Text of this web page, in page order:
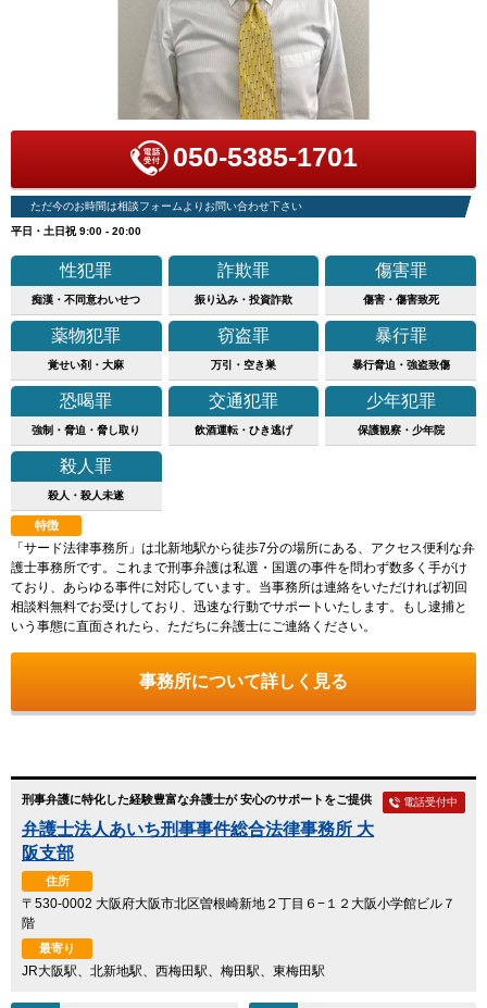
050-5385-1701
ただ今のお時間は相談フォームよりお問い合わせ下さい
平日・土日祝 9:00 - 20:00
性犯罪
痴漢・不同意わいせつ
詐欺罪
振り込み・投資詐欺
傷害罪
傷害・傷害致死
薬物犯罪
覚せい剤・大麻
窃盗罪
万引・空き巣
暴行罪
暴行脅迫・強盗致傷
恐喝罪
強制・脅迫・脅し取り
交通犯罪
飲酒運転・ひき逃げ
少年犯罪
保護観察・少年院
殺人罪
殺人・殺人未遂
特徴
「サード法律事務所」は北新地駅から徒歩7分の場所にある、アクセス便利な弁
護士事務所です。これまで刑事弁護は私選・国選の事件を問わず数多く手がけ
ており、あらゆる事件に対応しています。当事務所は連絡をいただければ初回
相談料無料でお受けしており、迅速な行動でサポートいたします。もし逮捕と
いう事態に直面されたら、ただちに弁護士にご連絡ください。
事務所について詳しく見る
刑事弁護に特化した経験豊富な弁護士が 安心のサポートをご提供
弁護士法人あいち刑事事件総合法律事務所 大
阪支部
住所
〒530-0002 大阪府大阪市北区曽根崎新地２丁目６−１２大阪小学館ビル７
階
最寄り
JR大阪駅、北新地駅、西梅田駅、梅田駅、東梅田駅
電話受付中